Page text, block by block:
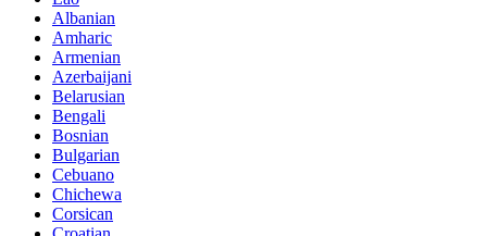
Albanian
Amharic
Armenian
Azerbaijani
Belarusian
Bengali
Bosnian
Bulgarian
Cebuano
Chichewa
Corsican